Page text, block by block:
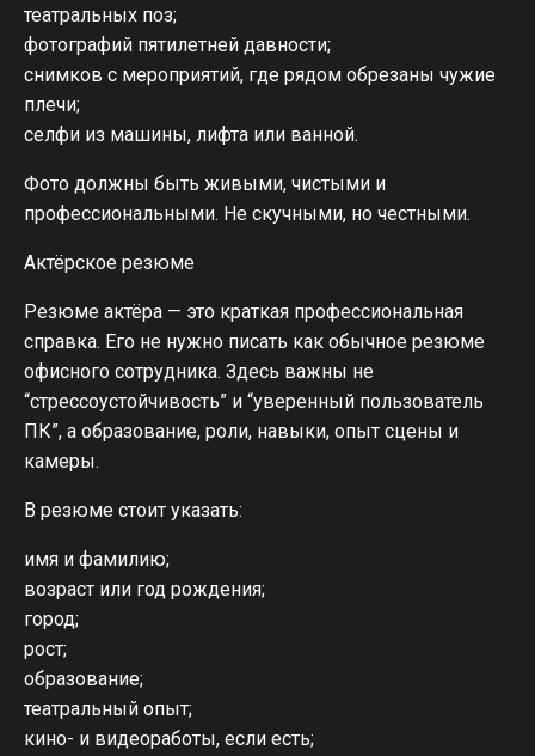
театральных поз;
фотографий пятилетней давности;
снимков с мероприятий, где рядом обрезаны чужие
плечи;
селфи из машины, лифта или ванной.
Фото должны быть живыми, чистыми и
профессиональными. Не скучными, но честными.
Актёрское резюме
Резюме актёра — это краткая профессиональная
справка. Его не нужно писать как обычное резюме
офисного сотрудника. Здесь важны не
“стрессоустойчивость” и “уверенный пользователь
ПК”, а образование, роли, навыки, опыт сцены и
камеры.
В резюме стоит указать:
имя и фамилию;
возраст или год рождения;
город;
рост;
образование;
театральный опыт;
кино- и видеоработы, если есть;